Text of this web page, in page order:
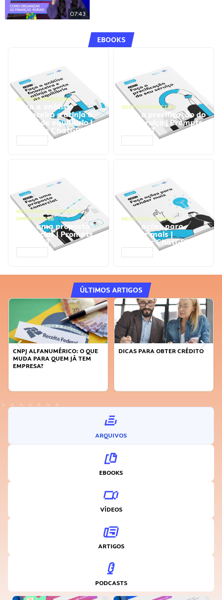
07:43
EBOOKS
GESTÃO FINANCEIRA
Faça a análise
financeira e atinja o
ponto de equilíbrio |
Prompts ChatGPT
GESTÃO FINANCEIRA
Faça a precificação do
seu serviço | Prompts
ChatGPT
NEGÓCIOS, PROCESSOS
EMPRESARIAIS
Faça uma proposta
comercial | Prompts
ChatGPT
NEGÓCIOS, VENDAS
Faça ações para
vender mais |
Prompts ChatGPT
ÚLTIMOS ARTIGOS
CNPJ ALFANUMÉRICO: O QUE
MUDA PARA QUEM JÁ TEM
EMPRESA?
DICAS PARA OBTER CRÉDITO
ARQUIVOS
EBOOKS
VÍDEOS
ARTIGOS
PODCASTS